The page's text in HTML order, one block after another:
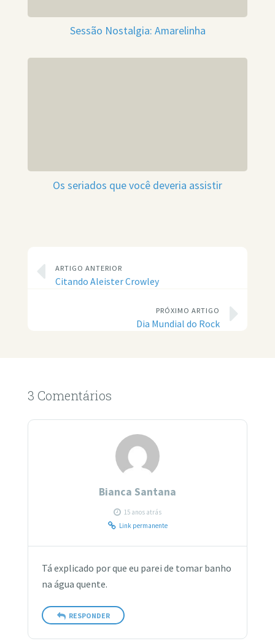
Sessão Nostalgia: Amarelinha
Os seriados que você deveria assistir
ARTIGO ANTERIOR
Citando Aleister Crowley
PRÓXIMO ARTIGO
Dia Mundial do Rock
3 Comentários
Bianca Santana
15 anos atrás
Link permanente
Tá explicado por que eu parei de tomar banho
na água quente.
RESPONDER